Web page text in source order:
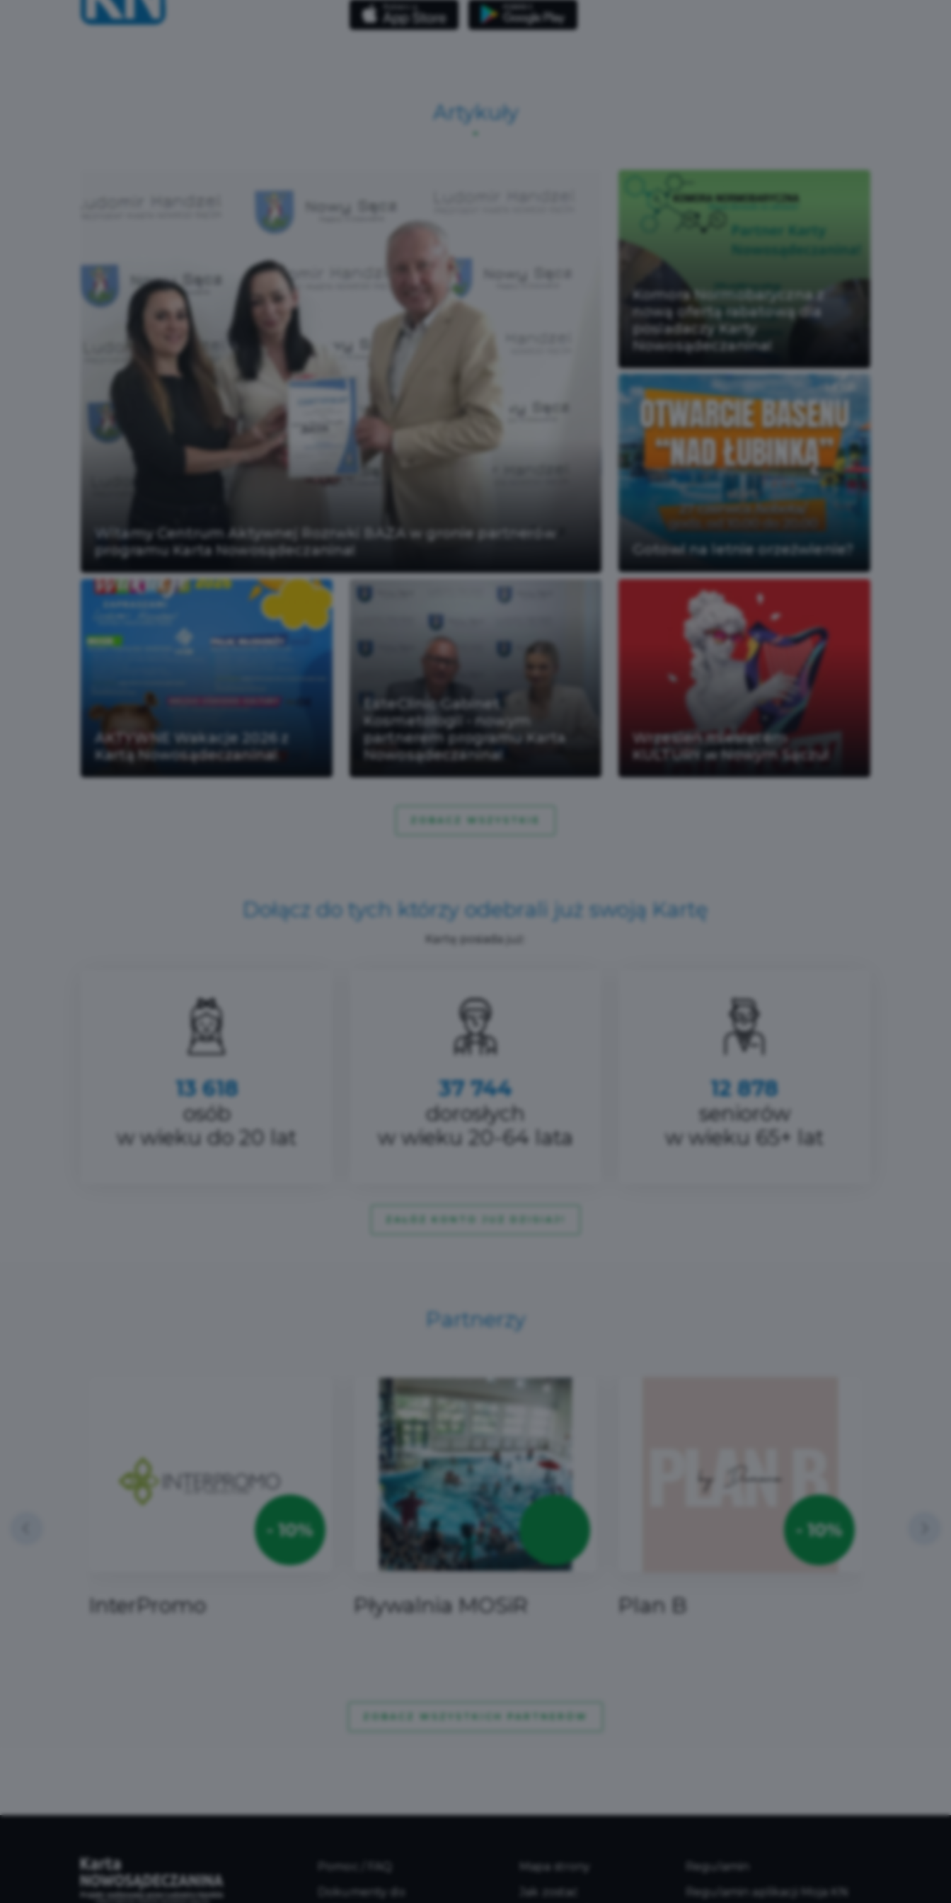
Artykuły
Witamy Centrum Aktywnej Rozrwki BAZA w gronie partnerów
programu Karta Nowosądeczanina!
Czytaj więcej
Komora Normobaryczna z
nową ofertą rabatową dla
posiadaczy Karty
Nowosądeczanina!
Czytaj więcej
Gotowi na letnie orzeźwienie?
AKTYWNE Wakacje 2026 z
Kartą Nowosądeczanina!
Czytaj więcej
EsteClinic Gabinet
Kosmetologii - nowym
partnerem programu Karta
Nowosądeczanina!
Czytaj więcej
Wrzesień miesiącem
KULTURY w Nowym Sączu!
ZOBACZ WSZYSTKIE
Dołącz do tych którzy odebrali już swoją Kartę
Kartę posiada już:
13 618
osób
w wieku do 20 lat
37 744
dorosłych
w wieku 20-64 lata
12 878
seniorów
w wieku 65+ lat
ZAŁÓŻ KONTO JUŻ DZISIAJ!
Partnerzy
Pływalnia MOSiR Plan B
- 10%
FOTO-ARS FURMANEK
ZOBACZ WSZYSTKICH PARTNERÓW
Dokumenty do
Mapa strony
Jak zostać
Regulamin
Regulamin aplikacji Moja KN